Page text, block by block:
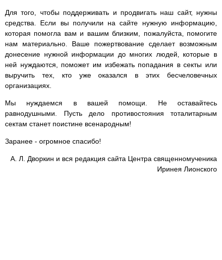
Для того, чтобы поддерживать и продвигать наш сайт, нужны
средства. Если вы получили на сайте нужную информацию,
которая помогла вам и вашим близким, пожалуйста, помогите
нам материально. Ваше пожертвование сделает возможным
донесение нужной информации до многих людей, которые в
ней нуждаются, поможет им избежать попадания в секты или
выручить тех, кто уже оказался в этих бесчеловечных
организациях.
Мы нуждаемся в вашей помощи. Не оставайтесь
равнодушными. Пусть дело противостояния тоталитарным
сектам станет поистине всенародным!
Заранее - огромное спасибо!
А. Л. Дворкин и вся редакция сайта Центра священномученика
Иринея Лионского